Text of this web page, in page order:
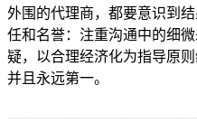
外围的代理商，都要意识到
任和名誉：注重沟通中的细
疑，以合理经济化为指导原
并且永远第一。